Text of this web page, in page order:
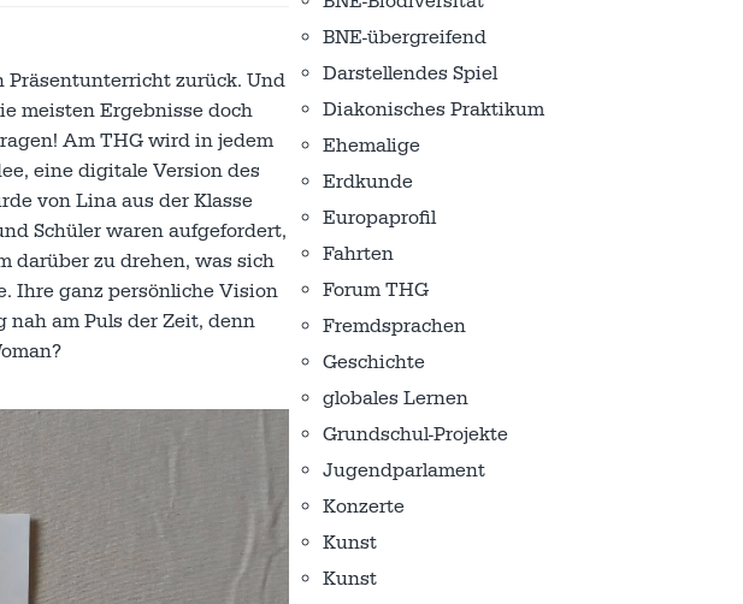
Präsentunterricht zurück. Und
meisten Ergebnisse doch
Am THG wird in jedem
eine digitale Version des
von Lina aus der Klasse
Schüler waren aufgefordert,
darüber zu drehen, was sich
Ihre ganz persönliche Vision
am Puls der Zeit, denn
BNE-übergreifend
Darstellendes Spiel
Diakonisches Praktikum
Ehemalige
Erdkunde
Europaprofil
Fahrten
Forum THG
Fremdsprachen
Geschichte
globales Lernen
Grundschul-Projekte
Jugendparlament
Konzerte
Kunst
Kunst